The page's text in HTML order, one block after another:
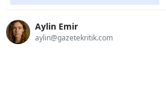
Aylin Emir
aylin@gazetekritik.com